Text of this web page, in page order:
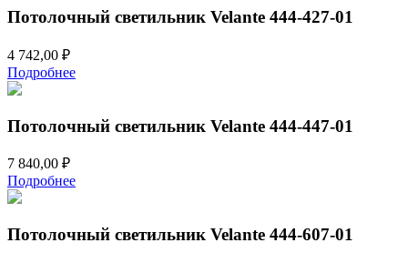
Потолочный светильник Velante 444-427-01
4 742,00 ₽
Подробнее
Потолочный светильник Velante 444-447-01
7 840,00 ₽
Подробнее
Потолочный светильник Velante 444-607-01